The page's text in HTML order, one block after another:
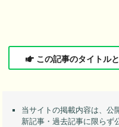
この記事のタイトル
当サイトの掲載内容は、公
新記事・過去記事に限らず